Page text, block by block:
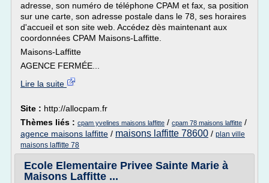
adresse, son numéro de téléphone CPAM et fax, sa position
sur une carte, son adresse postale dans le 78, ses horaires
d'accueil et son site web. Accédez dès maintenant aux
coordonnées CPAM Maisons-Laffitte.
Maisons-Laffitte
AGENCE FERMÉE...
Lire la suite
Site : http://allocpam.fr
Thèmes liés : cpam yvelines maisons laffitte / cpam 78 maisons laffitte /
agence maisons laffitte / maisons laffitte 78600 / plan ville
maisons laffitte 78
Ecole Elementaire Privee Sainte Marie à
Maisons Laffitte ...